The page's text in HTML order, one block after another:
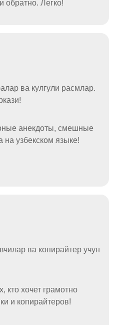
обратно. Легко!
ва кулгули расмлар.
анекдоты, смешные
на узбекском языке!
ва копирайтер учун
кто хочет грамотно
и копирайтеров!